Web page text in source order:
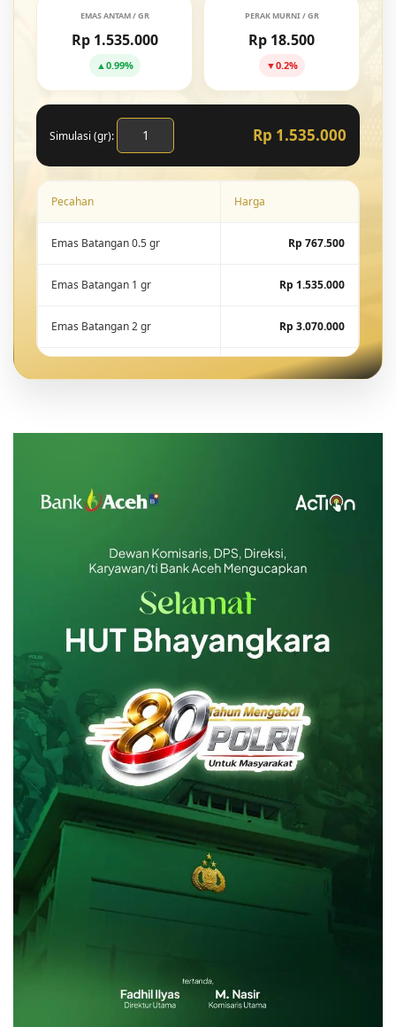
EMAS ANTAM / GR
Rp 1.535.000
▲0.99%
PERAK MURNI / GR
Rp 18.500
▼0.2%
Simulasi (gr): Rp 1.535.000
Pecahan Harga
Emas Batangan 0.5 gr Rp 767.500
Emas Batangan 1 gr Rp 1.535.000
Emas Batangan 2 gr Rp 3.070.000
Rp 7.675.000
Emas Batangan 50 gr Rp 76.443.000